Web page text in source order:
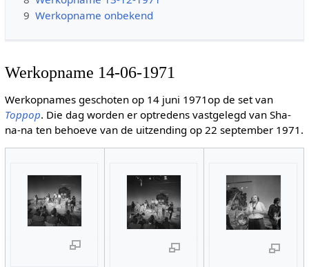
9 Werkopname onbekend
Werkopname 14-06-1971
Werkopnames geschoten op 14 juni 1971op de set van
Toppop. Die dag worden er optredens vastgelegd van Sha-
na-na ten behoeve van de uitzending op 22 september 1971.